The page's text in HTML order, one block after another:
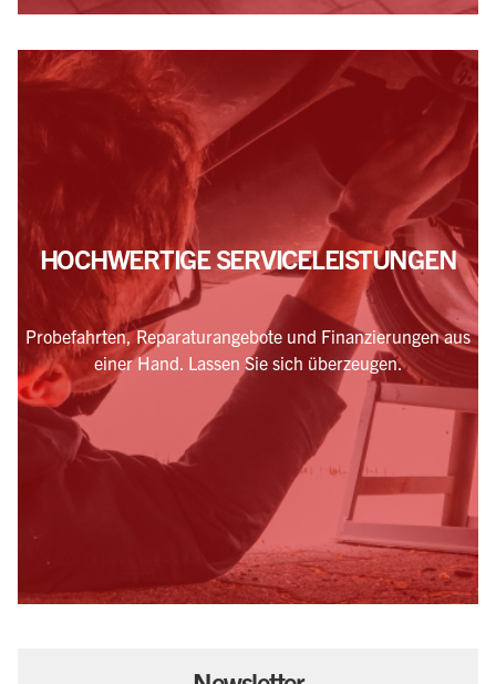
HOCHWERTIGE SERVICELEISTUNGEN
Probefahrten, Reparaturangebote und Finanzierungen aus
einer Hand. Lassen Sie sich überzeugen.